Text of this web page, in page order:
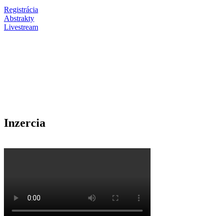
Registrácia
Abstrakty
Livestream
Inzercia